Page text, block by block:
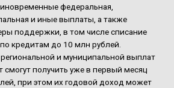
федеральная,
и иные выплаты, а также
поддержки, в том числе списание
кредитам до 10 млн рублей.
и муниципальной выплат
смогут получить уже в первый месяц
при этом их годовой доход может